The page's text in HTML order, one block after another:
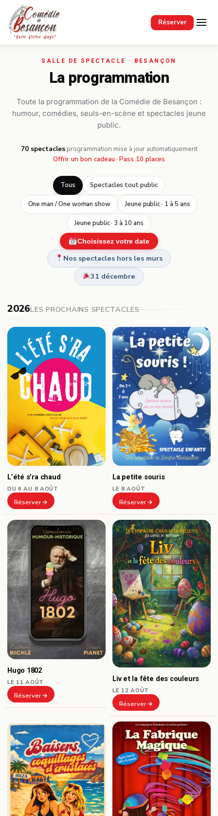
Réserver
Passer au contenu principal
La programmation
Toute la programmation de la Comédie de Besançon :
humour, comédies, seuls-en-scène et spectacles jeune
public.
70 spectacles· programmation mise à jour automatiquement
Offrir un bon cadeau · Pass 10 places
Tous Spectacles tout public
One man / One woman show Jeune public · 1 à 5 ans
Jeune public · 3 à 10 ans
Choisissez votre date
Nos spectacles hors les murs
31 décembre
2026LES PROCHAINS SPECTACLES
L’été s’ra chaud
DU 6 AU 8 AOÛT
Réserver
La petite souris
LE 8 AOÛT
Réserver
Hugo 1802
LE 11 AOÛT
Réserver
Liv et la fête des couleurs
LE 12 AOÛT
Réserver